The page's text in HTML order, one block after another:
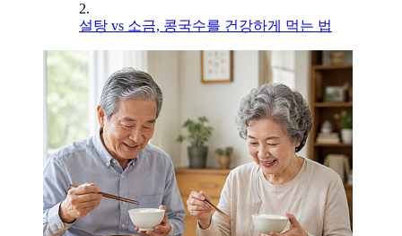
2.
설탕 vs 소금, 콩국수를 건강하게 먹는 법